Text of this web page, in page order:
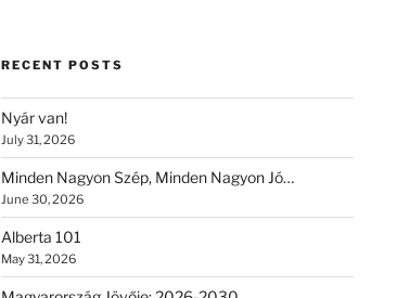
RECENT POSTS
Nyár van!
July 31, 2026
Minden Nagyon Szép, Minden Nagyon Jó…
June 30, 2026
Alberta 101
May 31, 2026